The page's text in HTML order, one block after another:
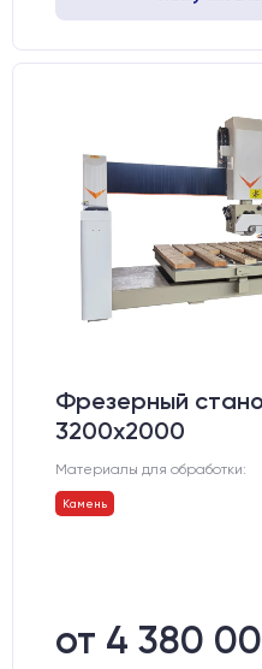
Фрезерный
3200x2000
Материалы для обработки:
Камень
от 4 380